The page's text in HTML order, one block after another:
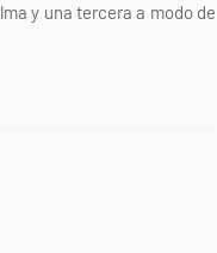
y una tercera a modo de